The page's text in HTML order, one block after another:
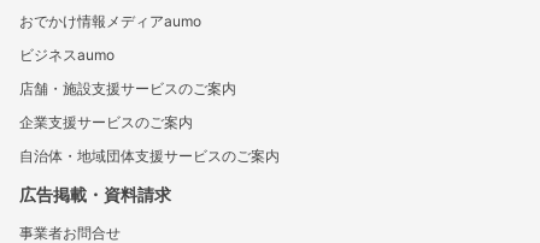
おでかけ情報メディアaumo
ビジネスaumo
店舗・施設支援サービスのご案内
企業支援サービスのご案内
自治体・地域団体支援サービスのご案内
広告掲載・資料請求
事業者お問合せ